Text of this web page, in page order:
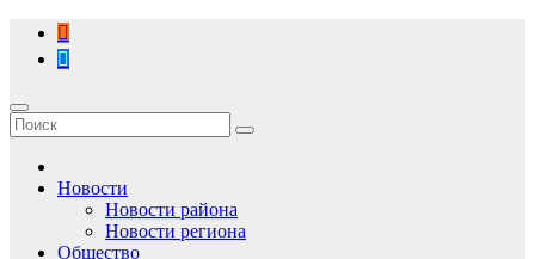
Перейти
содержимому
Новости
Новости района
Новости региона
Общество